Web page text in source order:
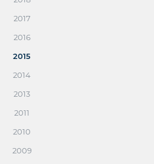
2017
2016
2015
2014
2013
2011
2010
2009